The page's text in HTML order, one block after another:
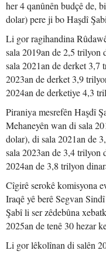
her 4 qanûnên budçê de,
dolar) pere ji bo Haşdî
Li gor ragihandina
sala 2019an de 2,5
sala 2021an de derket
2023an de derket 3,9
2024an de derketiye 4,3
Piraniya mesrefên Haşdî
Mehaneyên wan di sala
dolar), di sala 2021an de
sala 2023an de 3,4 trilyon
2024an de 3,8 trilyon
Cîgirê serokê komisyona
Iraqê yê berê Segvan
Şabî li ser zêdebûna
2025an de tenê 30 hezar
Li gor lêkolînan di salên